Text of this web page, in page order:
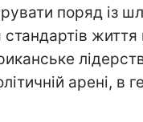
поряд із
арені, в